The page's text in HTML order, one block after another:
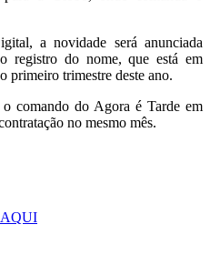
a novidade será anunciada
registro do nome, que está em
primeiro trimestre deste ano.
comando do Agora é Tarde em
no mesmo mês.